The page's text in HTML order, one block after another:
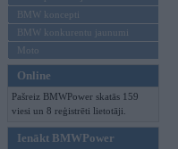
BMW koncepti
BMW konkurentu jaunumi
Moto
Online
Pašreiz BMWPower skatās 159
viesi un 8 reģistrēti lietotāji.
Ienākt BMWPower